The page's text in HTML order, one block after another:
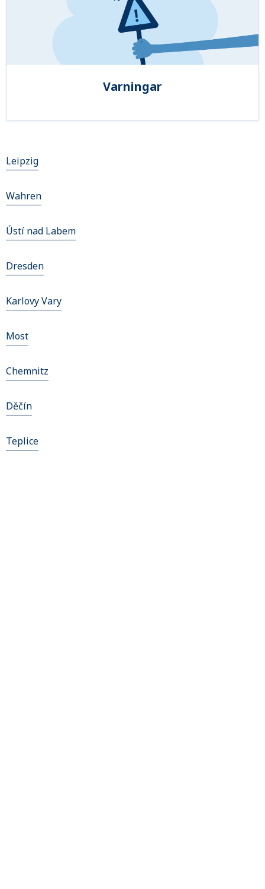
Varningar
Leipzig
Wahren
Ústí nad Labem
Dresden
Karlovy Vary
Most
Chemnitz
Děčín
Teplice